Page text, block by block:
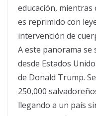
educación,
es reprimido con
intervención de
A este panorama se
desde Estados
de Donald Trump.
250,000
llegando a un país